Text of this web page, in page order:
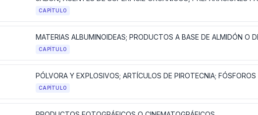
CAPÍTULO
CAPÍTULO
CAPÍTULO